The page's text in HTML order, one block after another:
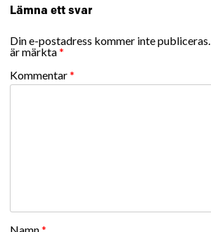
Lämna ett svar
Din e-postadress kommer inte publiceras.
är märkta*
Kommentar*